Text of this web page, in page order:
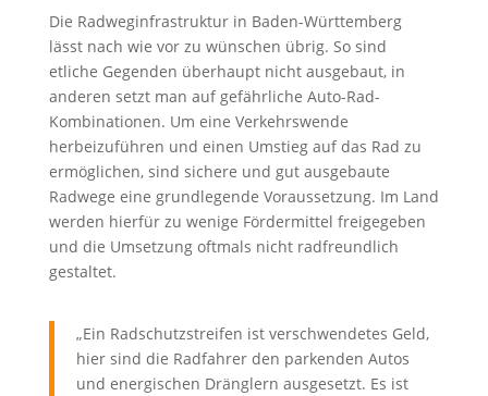
Die Radweginfrastruktur in Baden-Württemberg
lässt nach wie vor zu wünschen übrig. So sind
etliche Gegenden überhaupt nicht ausgebaut, in
anderen setzt man auf gefährliche Auto-Rad-
Kombinationen. Um eine Verkehrswende
herbeizuführen und einen Umstieg auf das Rad zu
ermöglichen, sind sichere und gut ausgebaute
Radwege eine grundlegende Voraussetzung. Im Land
werden hierfür zu wenige Fördermittel freigegeben
und die Umsetzung oftmals nicht radfreundlich
gestaltet.
„Ein Radschutzstreifen ist verschwendetes Geld,
hier sind die Radfahrer den parkenden Autos
und energischen Dränglern ausgesetzt. Es ist